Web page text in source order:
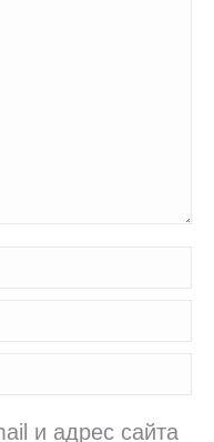
и адрес сайта